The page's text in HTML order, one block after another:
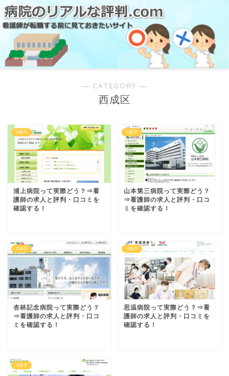
― CATEGORY ―
西成区
大阪市
浦上病院って実際どう？⇒看
護師の求人と評判・口コミを
確認する！
大阪市
山本第三病院って実際どう？
⇒看護師の求人と評判・口コ
ミを確認する！
大阪市
杏林記念病院って実際どう？
⇒看護師の求人と評判・口コ
ミを確認する！
大阪市
思温病院って実際どう？⇒看
護師の求人と評判・口コミを
確認する！
大阪市